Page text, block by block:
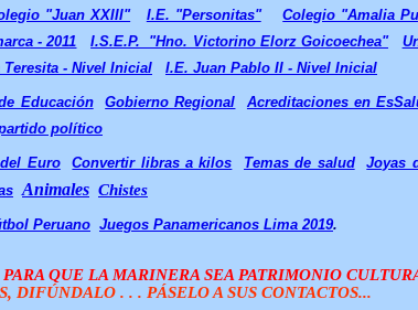
"Juan XXIII" I.E. "Personitas" Colegio "Amalia
- 2011 I.S.E.P. "Hno. Victorino Elorz Goicoechea"
Teresita - Nivel Inicial I.E. Juan Pablo II - Nivel Inicial
Educación Gobierno Regional Acreditaciones en
político
Euro Convertir libras a kilos Temas de salud Joyas
Animales Chistes
Peruano Juegos Panamericanos Lima 2019.
QUE LA MARINERA SEA PATRIMONIO
DIFÚNDALO . . . PÁSELO A SUS CONTACTOS...